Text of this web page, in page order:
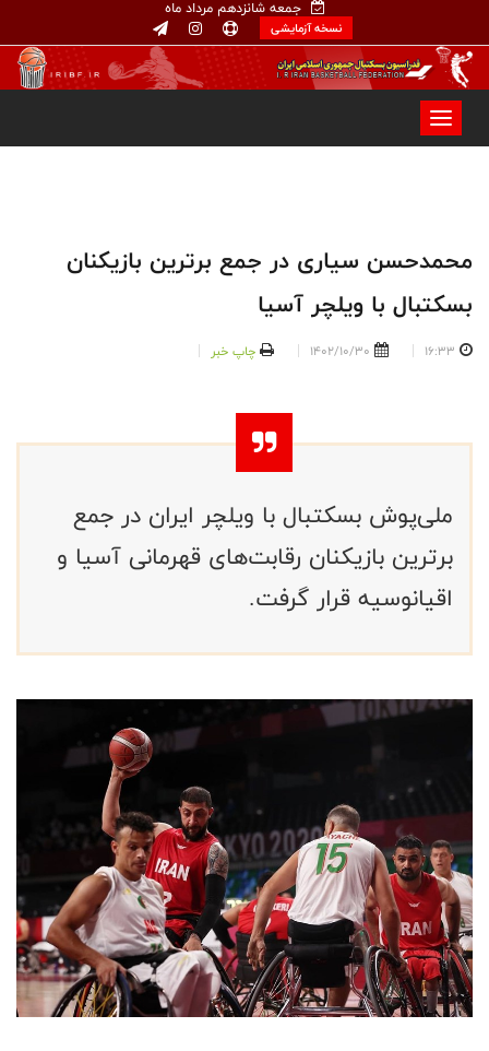
جمعه شانزدهم مرداد ماه
نسخه آزمایشی
محمدحسن سیاری در جمع برترین بازیکنان
بسکتبال با ویلچر آسیا
16:33
1402/10/30 چاپ خبر
ملی‌پوش بسکتبال با ویلچر ایران در جمع
برترین بازیکنان رقابت‌های قهرمانی آسیا و
اقیانوسیه قرار گرفت.